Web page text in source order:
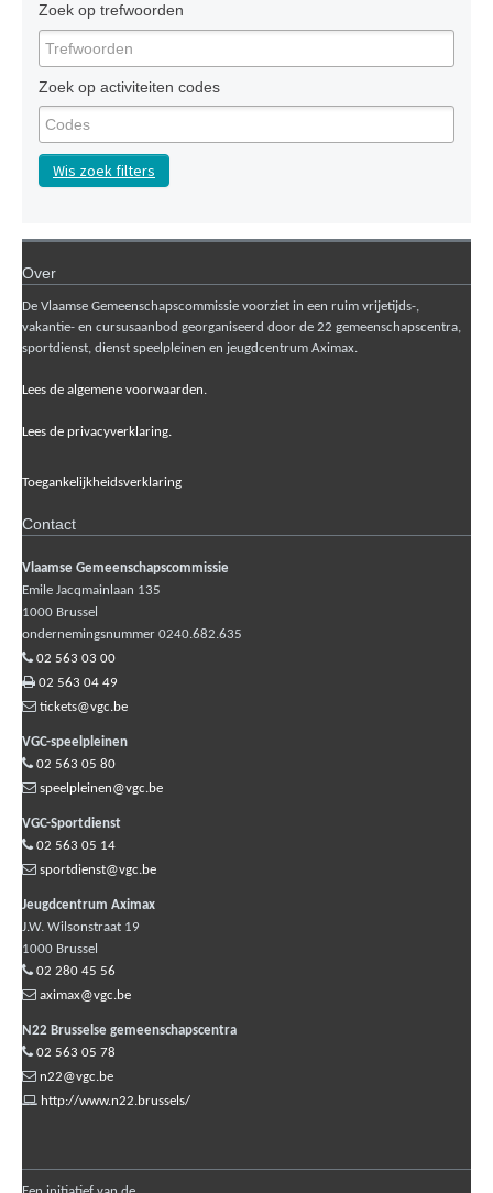
Zoek op trefwoorden
Zoek op activiteiten codes
Wis zoek filters
Over
De Vlaamse Gemeenschapscommissie voorziet in een ruim vrijetijds-,
vakantie- en cursusaanbod georganiseerd door de 22 gemeenschapscentra,
sportdienst, dienst speelpleinen en jeugdcentrum Aximax.
Lees de algemene voorwaarden.
Lees de privacyverklaring.
Toegankelijkheidsverklaring
Contact
Vlaamse Gemeenschapscommissie
Emile Jacqmainlaan 135
1000 Brussel
ondernemingsnummer 0240.682.635
02 563 03 00
02 563 04 49
tickets@vgc.be
VGC-speelpleinen
02 563 05 80
speelpleinen@vgc.be
VGC-Sportdienst
02 563 05 14
sportdienst@vgc.be
Jeugdcentrum Aximax
J.W. Wilsonstraat 19
1000 Brussel
02 280 45 56
aximax@vgc.be
N22 Brusselse gemeenschapscentra
02 563 05 78
n22@vgc.be
http://www.n22.brussels/